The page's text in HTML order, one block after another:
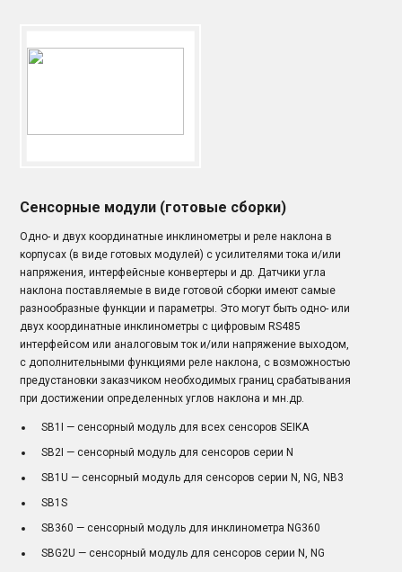
Сенсорные модули (готовые сборки)
Одно- и двух координатные инклинометры и реле наклона в
корпусах (в виде готовых модулей) с усилителями тока и/или
напряжения, интерфейсные конвертеры и др. Датчики угла
наклона поставляемые в виде готовой сборки имеют самые
разнообразные функции и параметры. Это могут быть одно- или
двух координатные инклинометры с цифровым RS485
интерфейсом или аналоговым ток и/или напряжение выходом,
с дополнительными функциями реле наклона, с возможностью
предустановки заказчиком необходимых границ срабатывания
при достижении определенных углов наклона и мн.др.
SB1I — сенсорный модуль для всех сенсоров SEIKA
SB2I — сенсорный модуль для сенсоров серии N
SB1U — сенсорный модуль для сенсоров серии N, NG, NB3
SB1S
SB360 — сенсорный модуль для инклинометра NG360
SBG2U — сенсорный модуль для сенсоров серии N, NG